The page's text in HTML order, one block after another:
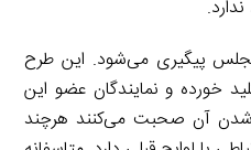
پیگیری می‌شود. این طرح
خورده و نمایندگان عضو این
شدن آن صحبت می‌کنند هرچند